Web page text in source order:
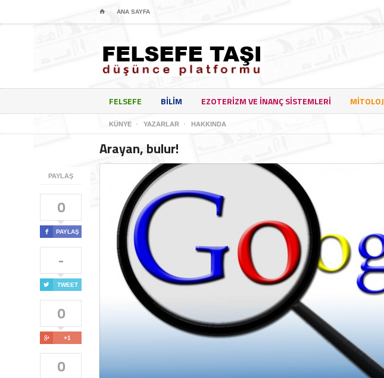
⌂ ANA SAYFA
FELSEFE BILIM EZOTERIZM VE INANÇ SISTEMLERI
KÜNYE YAZARLAR HAKKINDA
PAYLAŞ
0
 PAYLAŞ
-
 TWEET
0
 +1
0
Arayan, bulur!